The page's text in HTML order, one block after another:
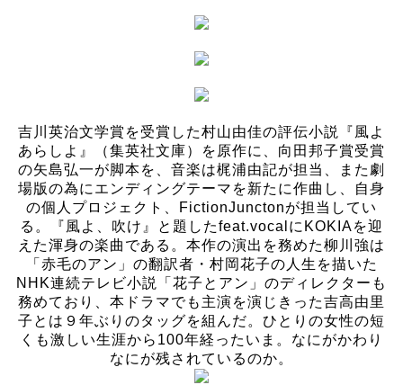
吉川英治文学賞を受賞した村山由佳の評伝小説『風よ
あらしよ』（集英社文庫）を原作に、向田邦子賞受賞
の矢島弘一が脚本を、音楽は梶浦由記が担当、また劇
場版の為にエンディングテーマを新たに作曲し、自身
の個人プロジェクト、FictionJunctonが担当してい
る。『風よ、吹け』と題したfeat.vocalにKOKIAを迎
えた渾身の楽曲である。本作の演出を務めた柳川強は
「赤毛のアン」の翻訳者・村岡花子の人生を描いた
NHK連続テレビ小説「花子とアン」のディレクターも
務めており、本ドラマでも主演を演じきった吉高由里
子とは９年ぶりのタッグを組んだ。ひとりの女性の短
くも激しい生涯から100年経ったいま。なにがかわり
なにが残されているのか。